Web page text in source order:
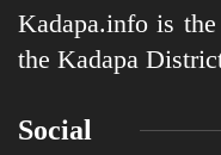
Kadapa.info is
the Kadapa
Social